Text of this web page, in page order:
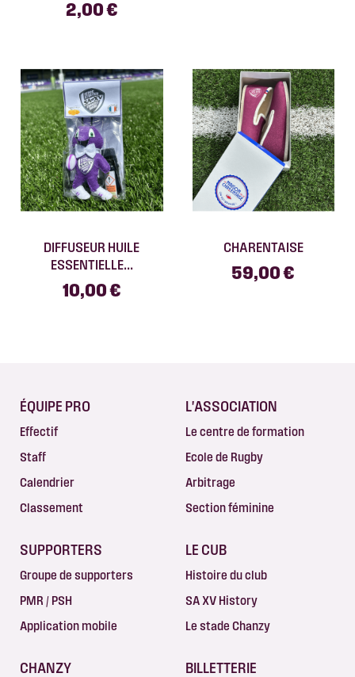
2,00 €
DIFFUSEUR HUILE
ESSENTIELLE...
10,00 €
CHARENTAISE
59,00 €
ÉQUIPE PRO
Effectif
Staff
Calendrier
Classement
L'ASSOCIATION
Le centre de formation
Ecole de Rugby
Arbitrage
Section féminine
SUPPORTERS
Groupe de supporters
PMR / PSH
Application mobile
LE CUB
Histoire du club
SA XV History
Le stade Chanzy
CHANZY BILLETTERIE